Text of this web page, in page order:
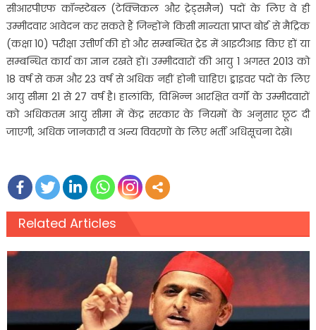
सीआरपीएफ कॉन्स्टेबल (टेक्निकल और ट्रेड्समैन) पदों के लिए वे ही
उम्मीदवार आवेदन कर सकते हैं जिन्होंने किसी मान्यता प्राप्त बोर्ड से मैट्रिक
(कक्षा 10) परीक्षा उत्तीर्ण की हो और सम्बन्धित ट्रेड में आइटीआइ किए हों या
सम्बन्धित कार्य का ज्ञान रखते हों। उम्मीदवारों की आयु 1 अगस्त 2013 को
18 वर्ष से कम और 23 वर्ष से अधिक नहीं होनी चाहिए। ड्राइवर पदों के लिए
आयु सीमा 21 से 27 वर्ष है। हालांकि, विभिन्न आरक्षित वर्गों के उम्मीदवारों
को अधिकतम आयु सीमा में केंद्र सरकार के नियमों के अनुसार छूट दी
जाएगी, अधिक जानकारी व अन्य विवरणों के लिए भर्ती अधिसूचना देखें।
Related Articles